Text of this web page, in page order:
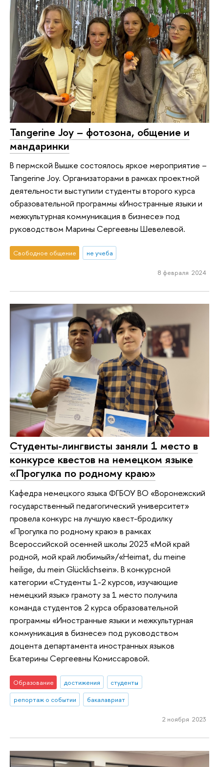
Tangerine Joy – фотозона, общение и
мандаринки
В пермской Вышке состоялось яркое мероприятие –
Tangerine Joy. Организаторами в рамках проектной
деятельности выступили студенты второго курса
образовательной программы «Иностранные языки и
межкультурная коммуникация в бизнесе» под
руководством Марины Сергеевны Шевелевой.
Свободное общение не учеба
8 февраля 2024
Студенты-лингвисты заняли 1 место в
конкурсе квестов на немецком языке
«Прогулка по родному краю»
Кафедра немецкого языка ФГБОУ ВО «Воронежский
государственный педагогический университет»
провела конкурс на лучшую квест-бродилку
«Прогулка по родному краю» в рамках
Всероссийской осенней школы 2023 «Мой край
родной, мой край любимый»/«Heimat, du meine
heilige, du mein Glücklichsein». В конкурсной
категории «Студенты 1-2 курсов, изучающие
немецкий язык» грамоту за 1 место получила
команда студентов 2 курса образовательной
программы «Иностранные языки и межкультурная
коммуникация в бизнесе» под руководством
доцента департамента иностранных языков
Екатерины Сергеевны Комиссаровой.
Образование достижения
студенты
репортаж о событии
бакалавриат
2 ноября 2023